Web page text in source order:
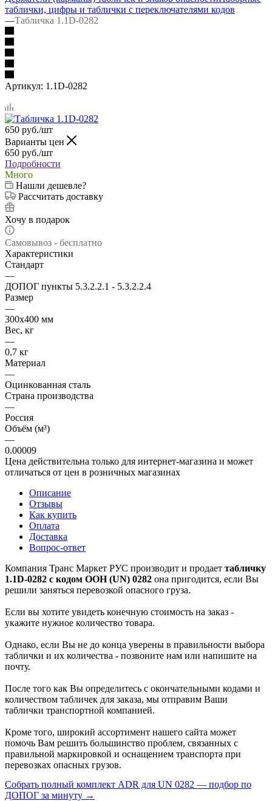
таблички, цифры и таблички с переключателями кодов
—Табличка 1.1D-0282
Артикул: 1.1D-0282
650 руб./шт
Варианты цен
650 руб./шт
Подробности
Много
Нашли дешевле?
Рассчитать доставку
Хочу в подарок
Самовывоз - бесплатно
Характеристики
Стандарт
—
ДОПОГ пункты 5.3.2.2.1 - 5.3.2.2.4
Размер
—
300х400 мм
Вес, кг
—
0,7 кг
Материал
—
Оцинкованная сталь
Страна производства
—
Россия
Объём (м³)
—
0.00009
Цена действительна только для интернет-магазина и может
отличаться от цен в розничных магазинах
Описание
Отзывы
Как купить
Оплата
Доставка
Вопрос-ответ
Компания Транс Маркет РУС производит и продает табличку
1.1D-0282 с кодом ООН (UN) 0282 она пригодится, если Вы
решили заняться перевозкой опасного груза.
Если вы хотите увидеть конечную стоимость на заказ -
укажите нужное количество товара.
Однако, если Вы не до конца уверены в правильности выбора
таблички и их количества - позвоните нам или напишите на
почту.
После того как Вы определитесь с окончательными кодами и
количеством табличек для заказа, мы отправим Ваши
таблички транспортной компанией.
Кроме того, широкий ассортимент нашего сайта может
помочь Вам решить большинство проблем, связанных с
правильной маркировкой и оснащением транспорта при
перевозках опасных грузов.
Собрать полный комплект ADR для UN 0282 — подбор по
ДОПОГ за минуту →